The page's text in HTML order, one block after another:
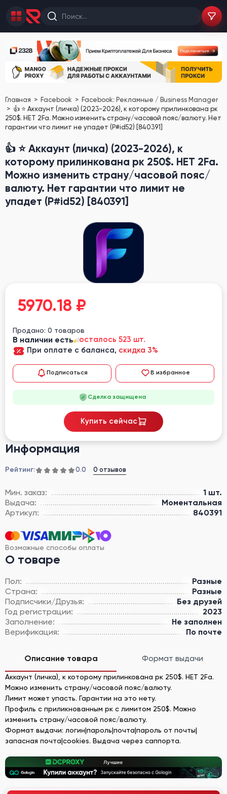
Главная Facebook
Facebook: Рекламные / Business Manager
👍 ⭐️ Аккаунт (личка) (2023-2026), к которому прилинкована рк
250$. НЕТ 2Fa. Можно изменить страну/часовой пояс/валюту. Нет
гарантии что лимит не упадет (P#id52) [840391]
👍 ⭐️ Аккаунт (личка) (2023-2026), к
которому прилинкована рк 250$. НЕТ 2Fa.
Можно изменить страну/часовой пояс/
валюту. Нет гарантии что лимит не
упадет (P#id52) [840391]
Информация
Рейтинг: 0.0 0 отзывов
Мин. заказ:
1 шт.
Выдача:
Моментальная
Артикул:
840391
Возможные способы оплаты
О товаре
Пол:
Разные
Страна:
Разные
Подписчики/Друзья:
Без друзей
Год регистрации:
2023
Заполнение:
Не заполнен
Верификация:
По почте
5970.18 ₽
Продано: 0 товаров
В наличии есть
осталось 523 шт.
При оплате с баланса, скидка 3%
Подписаться В избранное
Сделка защищена
Купить сейчас
Описание товара Формат выдачи
Аккаунт (личка), к которому прилинкована рк 250$. НЕТ 2Fa.
Можно изменить страну/часовой пояс/валюту.
Лимит может упасть. Гарантии на это нету.
Профиль с приликнованным рк с лимитом 250$. Можно
изменить страну/часовой пояс/валюту.
Формат выдачи: логин|пароль|почта|пароль от почты|
запасная почта|cookies. Выдача через саппорта.